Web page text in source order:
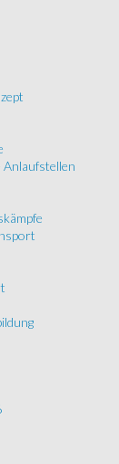
Anlaufstellen